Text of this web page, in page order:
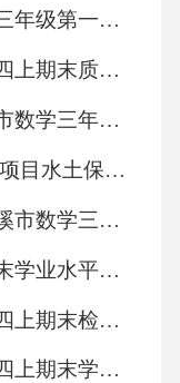
家属情绪，
与报告工
案：严格执行
强手卫生，
素，避免滥
房通风；对
沟通，建立
，给予安慰
患者恐惧；
2027届青岛市四方区数学三年级第一学期期末调研模拟试题含解析
2027届辽阳市辽阳县数学四上期末质量检测模拟试题含解析
2027届江苏省盐城市东台市数学三年级第一学期期末学业质量监测模拟试题含解析
3MW屋顶分布式光伏发电项目水土保持方案
2027届广西壮族梧州市岑溪市数学三年级第一学期期末经典模拟试题含解析
和硕县2027届数学四上期末学业水平测试模拟试题含解析
上海市宝山区2027届数学四上期末检测模拟试题含解析
桂林市临桂县2027届数学四上期末学业水平测试试题含解析